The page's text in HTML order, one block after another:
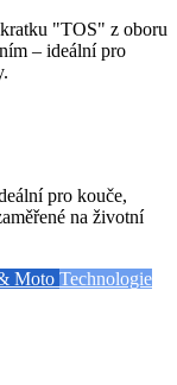
"TOS" z oboru
– ideální pro
pro kouče,
na životní
Moto Technologie